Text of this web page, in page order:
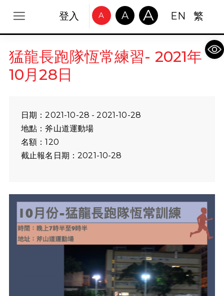
登入 A A A EN 繁
猛龍長跑隊恆常練習- 2021年
10月28日
日期：2021-10-28 - 2021-10-28
地點：斧山道運動場
名額：120
截止報名日期：2021-10-28